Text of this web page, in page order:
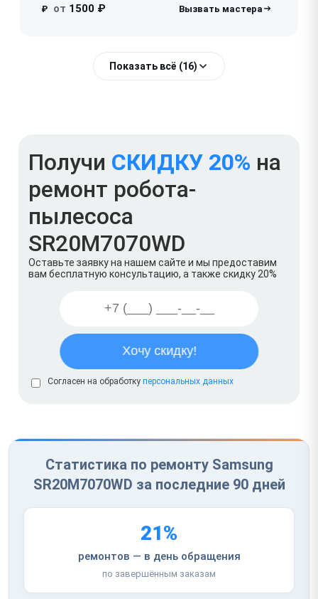
₽ от 1500 ₽
Показать всё (16)
Получи СКИДКУ 20% на
ремонт робота-
пылесоса
SR20M7070WD
Оставьте заявку на нашем сайте и мы предоставим
вам бесплатную консультацию, а также скидку 20%
Согласен на обработку персональных данных
Статистика по ремонту Samsung
SR20M7070WD за последние 90 дней
21%
ремонтов — в день обращения
по завершённым заказам